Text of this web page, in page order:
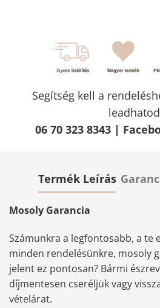
Segítség kell a
06 70 323 8343 |
Termék Leírás
Mosoly Garancia
Számunkra a legfontosabb, a te
minden rendelésünkre, mosoly
jelent ez pontosan? Bármi
díjmentesen cseréljük vagy
vételárat.